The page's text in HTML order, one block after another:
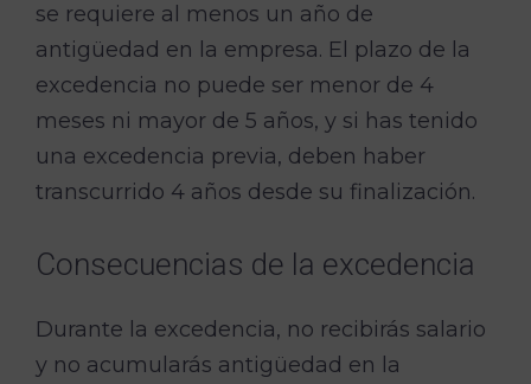
se requiere al menos un año de
antigüedad en la empresa. El plazo de la
excedencia no puede ser menor de 4
meses ni mayor de 5 años, y si has tenido
una excedencia previa, deben haber
transcurrido 4 años desde su finalización.
Consecuencias de la excedencia
Durante la excedencia, no recibirás salario
y no acumularás antigüedad en la